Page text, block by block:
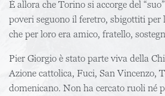
È allora che Torino si accorge del
poveri seguono il feretro, sbigottiti per
che per loro era amico, fratello,
Pier Giorgio è stato parte viva della
Azione cattolica, Fuci, San Vincenzo,
domenicano. Non ha cercato ruoli né